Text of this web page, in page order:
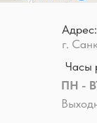
Адрес:
г.
Часы
ПН -